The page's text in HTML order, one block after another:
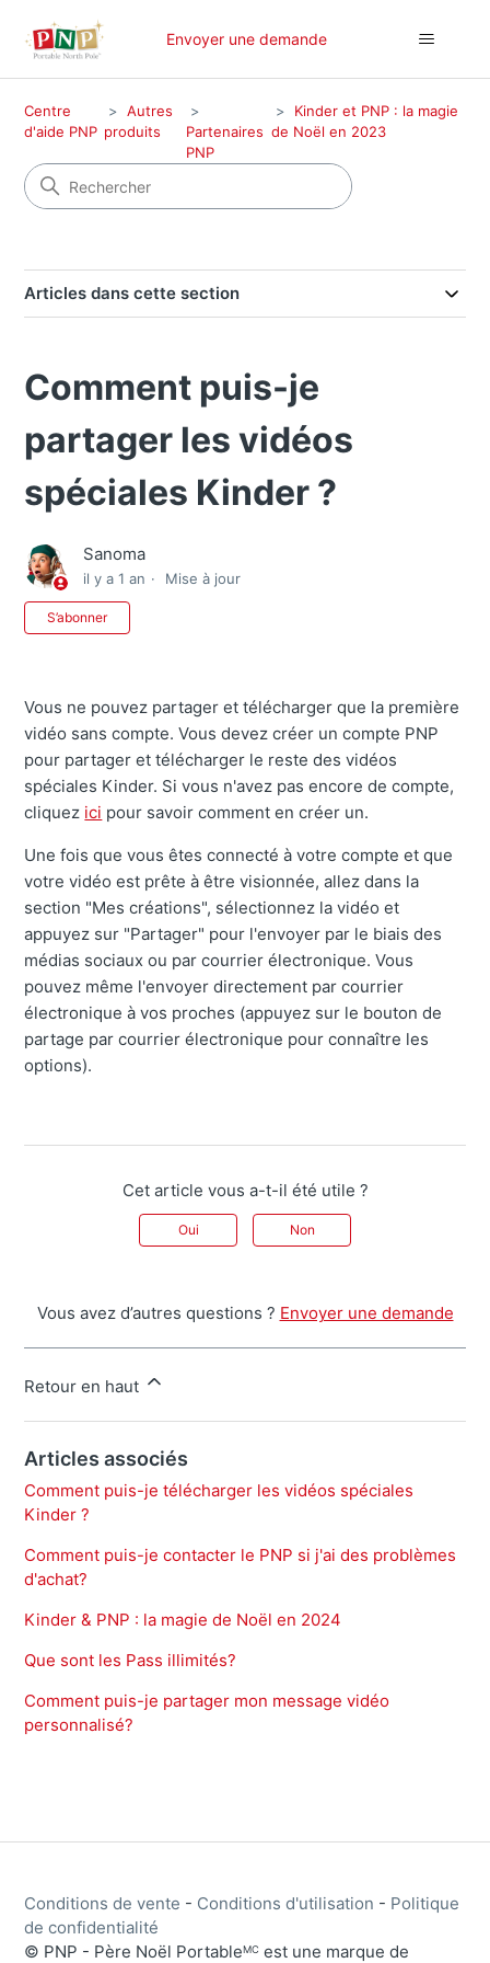
Envoyer une demande
Centre
d'aide PNP
Autres
produits
Partenaires
PNP
Kinder et PNP : la magie
de Noël en 2023
Articles dans cette section
Comment puis-je
partager les vidéos
spéciales Kinder ?
Sanoma
il y a 1 an Mise à jour
S’abonner
Vous ne pouvez partager et télécharger que la première
vidéo sans compte. Vous devez créer un compte PNP
pour partager et télécharger le reste des vidéos
spéciales Kinder. Si vous n'avez pas encore de compte,
cliquez ici pour savoir comment en créer un.
Une fois que vous êtes connecté à votre compte et que
votre vidéo est prête à être visionnée, allez dans la
section "Mes créations", sélectionnez la vidéo et
appuyez sur "Partager" pour l'envoyer par le biais des
médias sociaux ou par courrier électronique. Vous
pouvez même l'envoyer directement par courrier
électronique à vos proches (appuyez sur le bouton de
partage par courrier électronique pour connaître les
options).
Cet article vous a-t-il été utile ?
Oui Non
Vous avez d’autres questions ? Envoyer une demande
Retour en haut
Articles associés
Comment puis-je télécharger les vidéos spéciales
Kinder ?
Comment puis-je contacter le PNP si j'ai des problèmes
d'achat?
Kinder & PNP : la magie de Noël en 2024
Que sont les Pass illimités?
Comment puis-je partager mon message vidéo
personnalisé?
Conditions de vente - Conditions d'utilisation - Politique
de confidentialité
© PNP - Père Noël PortableMC est une marque de